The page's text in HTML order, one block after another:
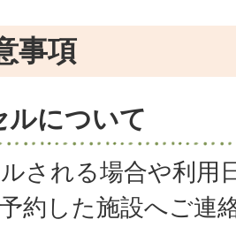
事項
ルについて
される場合や利用
約した施設へご連